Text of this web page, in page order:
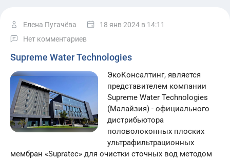
Елена Пугачёва 18 янв 2024 в 14:11
Нет комментариев
Supreme Water Technologies
ЭкоКонсалтинг, является
представителем компании
Supreme Water Technologies
(Малайзия) - официального
дистрибьютора
половолоконных плоских
ультрафильтрационных
мембран «Supratec» для очистки сточных вод методом